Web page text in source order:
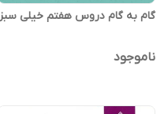
گام به گام دروس هفتم خیلی سبز
ناموجود